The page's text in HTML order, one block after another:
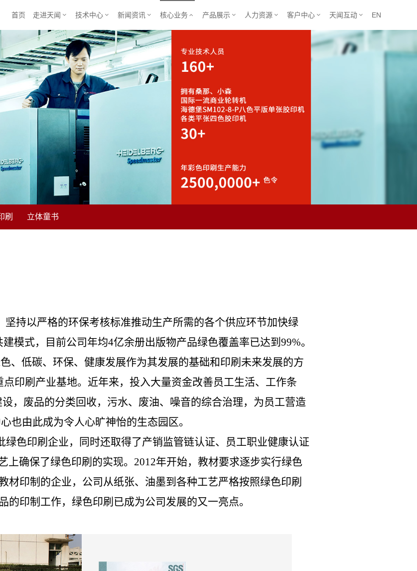
首页 走进天闻  技术中心  新闻资讯  核心业务  产品展示  人力资源  客户中心  天闻互动  EN
刷 立体童书
坚持以严格的环保考核标准推动生产所需的各个供应环节加快绿
模式，目前公司年均4亿余册出版物产品绿色覆盖率已达到99%。
、低碳、环保、健康发展作为其发展的基础和印刷未来发展的方
印刷产业基地。近年来，投入大量资金改善员工生活、工作条
，废品的分类回收，污水、废油、噪音的综合治理，为员工营造
此成为令人心旷神怡的生态园区。
色印刷企业，同时还取得了产销监管链认证、员工职业健康认证
上确保了绿色印刷的实现。2012年开始，教材要求逐步实行绿色
材印制的企业，公司从纸张、油墨到各种工艺严格按照绿色印刷
制工作，绿色印刷已成为公司发展的又一亮点。